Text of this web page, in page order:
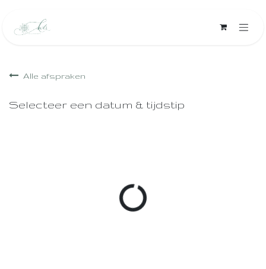
Alle afspraken
Selecteer een datum & tijdstip